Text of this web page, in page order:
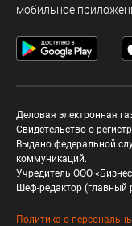
мобильное
Деловая электронная
Свидетельство о
Выдано федеральной
коммуникаций.
Учредитель ООО
Шеф-редактор (главный
Политика о